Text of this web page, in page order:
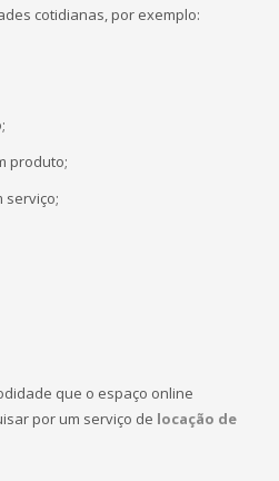
cotidianas, por exemplo:
produto;
serviço;
que o espaço online
por um serviço de locação de